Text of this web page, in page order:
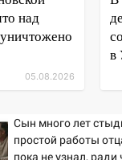
над
05.08.2026
в
Сын много лет
простой работы
пока не узнал, ради